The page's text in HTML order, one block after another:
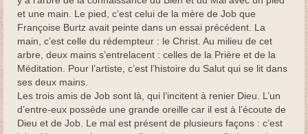
Croix
Maternité
Fuite en Egypte
Aveugle né
Résurrection de Lazare
et une main. Le pied, c’est celui de la mère de Job que
Françoise Burtz avait peinte dans un essai précédent. La
main, c’est celle du rédempteur : le Christ. Au milieu de cet
arbre, deux mains s’entrelacent : celles de la Prière et de la
Méditation. Pour l’artiste, c’est l’histoire du Salut qui se lit dans
ses deux mains.
Les trois amis de Job sont là, qui l’incitent à renier Dieu. L’un
d’entre-eux possède une grande oreille car il est à l’écoute de
Dieu et de Job. Le mal est présent de plusieurs façons : c’est